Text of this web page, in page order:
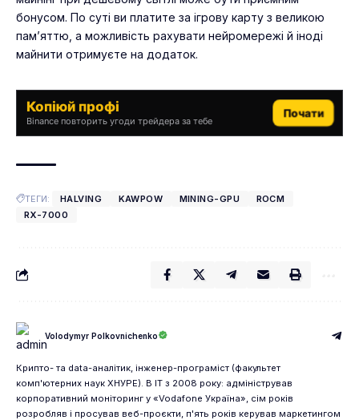
бонусом. По суті ви платите за ігрову карту з великою
пам’яттю, а можливість рахувати нейромережі й іноді
майнити отримуєте на додаток.
Копіюй профі
Binance повторить угоди трейдера за тебе
Почати
ТЕГИ: HALVING KAWPOW MINING-GPU
ROCM
RX-7000
Volodymyr Polkovnichenko
Крипто- та data-аналітик, інженер-програміст (факультет
комп'ютерних наук ХНУРЕ). В IT з 2008 року: адміністрував
корпоративний моніторинг у «Vodafone Україна», сім років
розробляв і просував веб-проєкти, п'ять років керував маркетингом